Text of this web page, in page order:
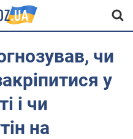
чи
у
і чи
на